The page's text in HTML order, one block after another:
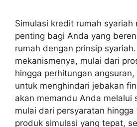
Simulasi kredit rumah syariah
penting bagi Anda yang
rumah dengan prinsip
mekanismenya, mulai dari
hingga perhitungan
untuk menghindari jebakan
akan memandu Anda melalui
mulai dari persyaratan hingga
produk simulasi yang tepat,